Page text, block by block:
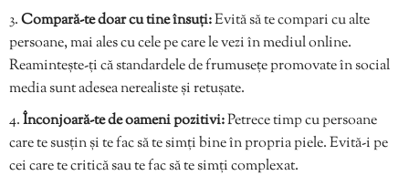
Compară-te doar cu tine însuți:Evită să te compari cu alte
persoane, mai ales cu cele pe care le vezi în mediul online.
Reamintește-ți că standardele de frumusețe promovate în social
media sunt adesea nerealiste și retușate.
Înconjoară-te de oameni pozitivi:Petrece timp cu persoane
care te susțin și te fac să te simți bine în propria piele. Evită-i pe
cei care te critică sau te fac să te simți complexat.